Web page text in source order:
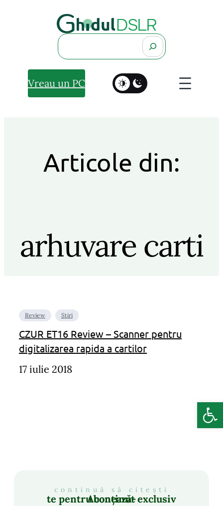
Search
Vreau un PC
Articole din:
arhuvare carti
Review Stiri
CZUR ET16 Review – Scanner pentru
digitalizarea rapida a cartilor
17 iulie 2018
continuă să citești
Abonează-te pentru conținut exclusiv